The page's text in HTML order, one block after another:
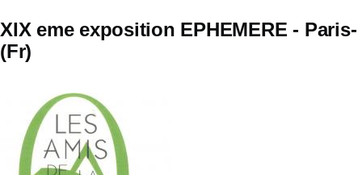
XIX eme exposition EPHEMERE - Paris-
(Fr)